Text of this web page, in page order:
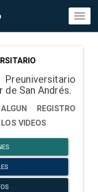
de San Andrés.
REGISTRO
VIDEOS